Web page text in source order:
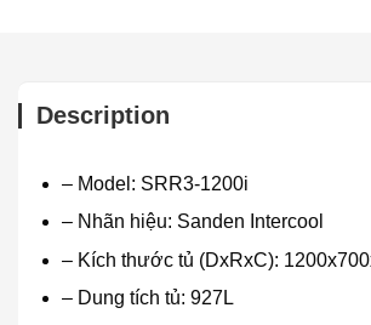
Description
– Model: SRR3-1200i
– Nhãn hiệu: Sanden Intercool
– Kích thước tủ (DxRxC):
– Dung tích tủ: 927L